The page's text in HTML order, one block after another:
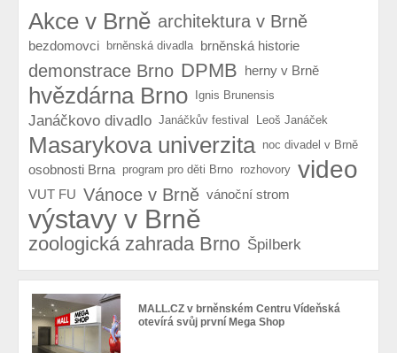
Akce v Brně architektura v Brně
bezdomovci brněnská divadla brněnská historie
demonstrace Brno DPMB herny v Brně
hvězdárna Brno Ignis Brunensis
Janáčkovo divadlo Janáčkův festival Leoš Janáček
Masarykova univerzita noc divadel v Brně
osobnosti Brna program pro děti Brno rozhovory video
VUT FU Vánoce v Brně vánoční strom
výstavy v Brně
zoologická zahrada Brno Špilberk
MALL.CZ v brněnském Centru Vídeňská
otevírá svůj první Mega Shop